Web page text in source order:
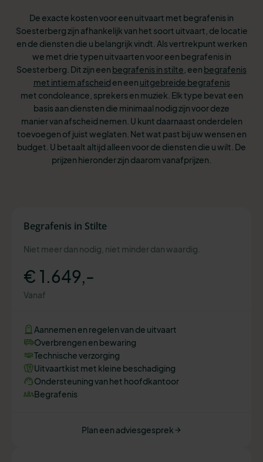
De exacte kosten voor een uitvaart met begrafenis in
Soesterberg zijn afhankelijk van het soort uitvaart, de locatie
en de diensten die u belangrijk vindt. Als vertrekpunt werken
we met drie typen uitvaarten voor een begrafenis in
Soesterberg. Ditzijn een begrafenis in stilte , een begrafenis
met intiem afscheid en een uitgebreide begrafenis
met condoleance, sprekers en muziek. Elk type bevat een
basis aan diensten die minimaal nodig zijn voor deze
manier van afscheid nemen. U kunt daarnaast onderdelen
toevoegen of juist weglaten. Net wat past bij uw wensen en
budget. U betaalt altijd alleen voor de diensten die u wilt. De
prijzen hieronder zijn daarom vanafprijzen.
Begrafenis in Stilte
Niet meer dan nodig, niet minder dan waardig.
€ 1.649,-
Vanaf
Aannemen en regelen van de uitvaart
Overbrengen en bewaring
Technische verzorging
Uitvaartkist met kleine beschadiging
Ondersteuning van het hoofdkantoor
Begrafenis
Plan een adviesgesprek